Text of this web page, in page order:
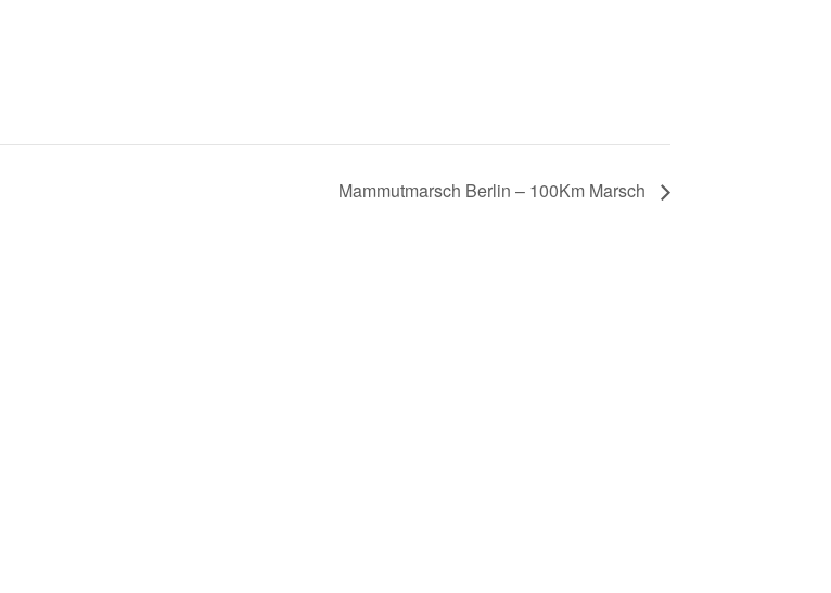
Mammutmarsch Berlin – 100Km Marsch